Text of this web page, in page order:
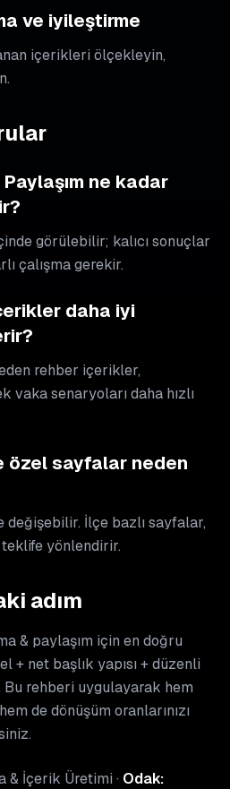
ve iyileştirme
içerikleri ölçekleyin,
ne kadar
görülebilir; kalıcı sonuçlar
çalışma gerekir.
daha iyi
rehber içerikler,
vaka senaryoları daha hızlı
özel sayfalar neden
İlçe bazlı sayfalar,
teklife yönlendirir.
adım
& paylaşım için en doğru
+ net başlık yapısı + düzenli
rehberi uygulayarak hem
de dönüşüm oranlarınızı
& İçerik Üretimi · Odak: